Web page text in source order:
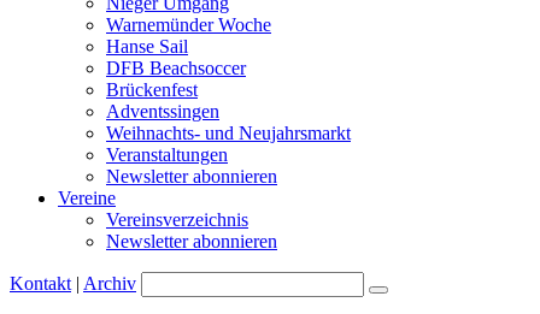
Warnemünder Woche
Hanse Sail
DFB Beachsoccer
Brückenfest
Adventssingen
Weihnachts- und Neujahrsmarkt
Veranstaltungen
Newsletter abonnieren
Vereine
Vereinsverzeichnis
Newsletter abonnieren
Kontakt | Archiv